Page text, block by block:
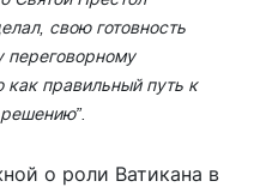
свою готовность
переговорному
как правильный путь к
о роли Ватикана в